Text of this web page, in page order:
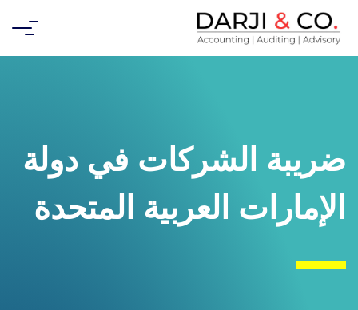
ضريبة الشركات في دولة
الإمارات العربية المتحدة